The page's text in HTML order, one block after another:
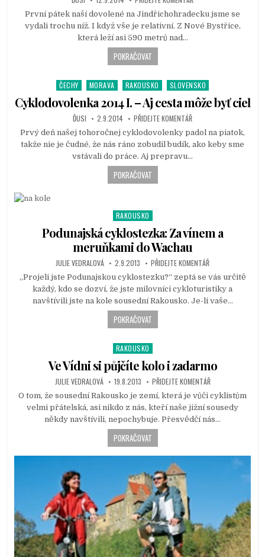
d
i
První pátek naší dovolené na Jindřichohradecku jsme se
vydali trochu níž. I když vše je relativní. Z Nové Bystřice,
která leží asi 590 metrů nad…
POKRAČOVAT
P
s
e
d
ČECHY MORAVA RAKOUSKO SLOVENSKO
Cyklodovolenka 2014 I. – Aj cesta môže byť cieľ
ĎUSI 2.9.2014 PŘIDEJTE KOMENTÁŘ
Prvý deň našej tohoročnej cyklodovolenky padol na piatok,
takže nie je čudné, že nás ráno zobudil budík, ako keby sme
vstávali do práce. Aj prepravu…
POKRAČOVAT
P
o
s
t
e
d
i
n
RAKOUSKO
Podunajská cyklostezka: Za vínem a
meruňkami do Wachau
JULIE VEDRALOVÁ 2.9.2013 PŘIDEJTE KOMENTÁŘ
„Projeli jste Podunajskou cyklostezku?“ zeptá se vás určitě
každý, kdo se dozví, že jste milovníci cykloturistiky a
navštívili jste na kole sousední Rakousko. Je-li vaše…
POKRAČOVAT
P
o
s
t
e
d
i
n
RAKOUSKO
Ve Vídni si půjčíte kolo i zadarmo
JULIE VEDRALOVÁ 19.8.2013 PŘIDEJTE KOMENTÁŘ
O tom, že sousední Rakousko je zemí, která je vůči cyklistům
velmi přátelská, asi nikdo z nás, kteří naše jižní sousedy
někdy navštívili, nepochybuje. Přesvědčí nás…
POKRAČOVAT